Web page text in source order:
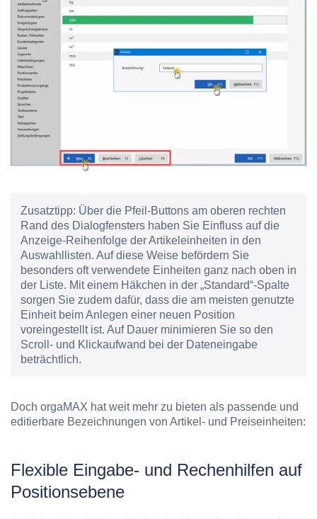
Zusatztipp: Über die Pfeil-Buttons am oberen rechten
Rand des Dialogfensters haben Sie Einfluss auf die
Anzeige-Reihenfolge der Artikeleinheiten in den
Auswahllisten. Auf diese Weise befördern Sie
besonders oft verwendete Einheiten ganz nach oben in
der Liste. Mit einem Häkchen in der „Standard“-Spalte
sorgen Sie zudem dafür, dass die am meisten genutzte
Einheit beim Anlegen einer neuen Position
voreingestellt ist. Auf Dauer minimieren Sie so den
Scroll- und Klickaufwand bei der Dateneingabe
beträchtlich.
Doch orgaMAX hat weit mehr zu bieten als passende und
editierbare Bezeichnungen von Artikel- und Preiseinheiten:
Flexible Eingabe- und Rechenhilfen auf
Positionsebene